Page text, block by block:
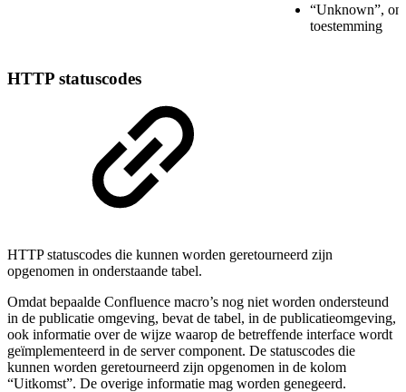
“Unknown”,
toestemming
HTTP statuscodes
HTTP statuscodes die kunnen worden geretourneerd zijn
opgenomen in onderstaande tabel.
Omdat bepaalde Confluence macro’s nog niet worden ondersteund
in de publicatie omgeving, bevat de tabel, in de publicatieomgeving,
ook informatie over de wijze waarop de betreffende interface wordt
geïmplementeerd in de server component. De statuscodes die
kunnen worden geretourneerd zijn opgenomen in de kolom
“Uitkomst”. De overige informatie mag worden genegeerd.